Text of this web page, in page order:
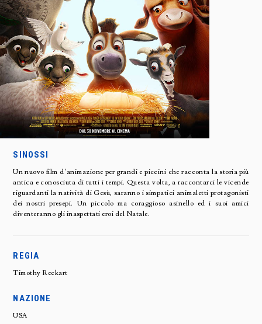
SINOSSI
Un nuovo film d’animazione per grandi e piccini che racconta la storia più
antica e conosciuta di tutti i tempi. Questa volta, a raccontarci le vicende
riguardanti la natività di Gesù, saranno i simpatici animaletti protagonisti
dei nostri presepi. Un piccolo ma coraggioso asinello ed i suoi amici
diventeranno gli inaspettati eroi del Natale.
REGIA
Timothy Reckart
NAZIONE
USA